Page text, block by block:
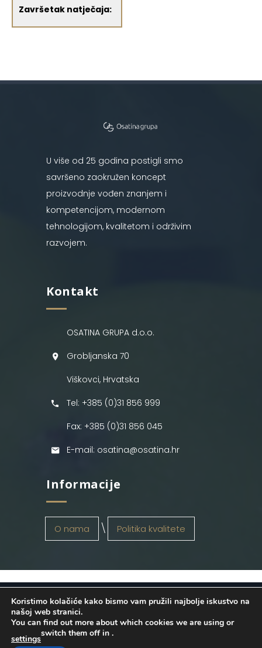
Završetak natječaja:
U više od 25 godina postigli smo
savršeno zaokružen koncept
proizvodnje vođen znanjem i
kompetencijom, modernom
tehnologijom, kvalitetom i održivim
razvojem.
Kontakt
OSATINA GRUPA d.o.o.
Grobljanska 70
Viškovci, Hrvatska
Tel: +385 (0)31 856 999
Fax: +385 (0)31 856 045
E-mail: osatina@osatina.hr
Informacije
O nama Politika kvalitete
OSATINA GRUPA d.o.o. 2026
. Configured
byINFOS Osijek. Sva prava pridržana.
Koristimo kolačiće kako bismo vam pružili najbolje iskustvo na
našoj web stranici.
You can find out more about which cookies we are using or
switch them off in
settings
.